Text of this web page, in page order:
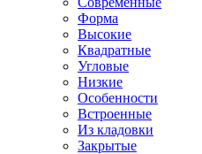
Форма
Высокие
Квадратные
Угловые
Низкие
Особенности
Встроенные
Из кладовки
Закрытые